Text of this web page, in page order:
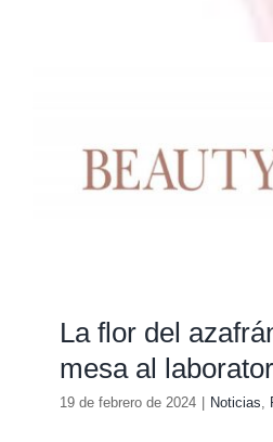
La flor del
mesa al
19 de febrero de 2024 Noticias,